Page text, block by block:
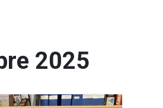
2025